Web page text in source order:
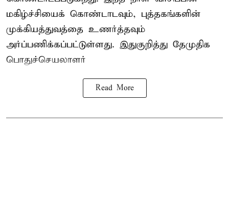
மகிழ்ச்சியைக் கொண்டாடவும், புத்தகங்களின்
முக்கியத்துவத்தை உணர்த்தவும்
அர்ப்பணிக்கப்பட்டுள்ளது. இதுகுறித்து தேமுதிக
பொதுச்செயலாளர்
Read More